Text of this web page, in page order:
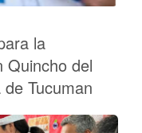
la
Quincho del
Tucuman